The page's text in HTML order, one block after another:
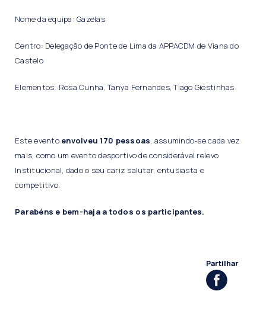
Nome da equipa: Gazelas
Centro: Delegação de Ponte de Lima da APPACDM de Viana do
Castelo
Elementos: Rosa Cunha, Tanya Fernandes, Tiago Giestinhas
Este evento envolveu 170 pessoas , assumindo-se cada vez
mais, como um evento desportivo de considerável relevo
Institucional, dado o seu cariz salutar, entusiasta e
competitivo.
Parabéns e bem-haja a todos os participantes.
Partilhar